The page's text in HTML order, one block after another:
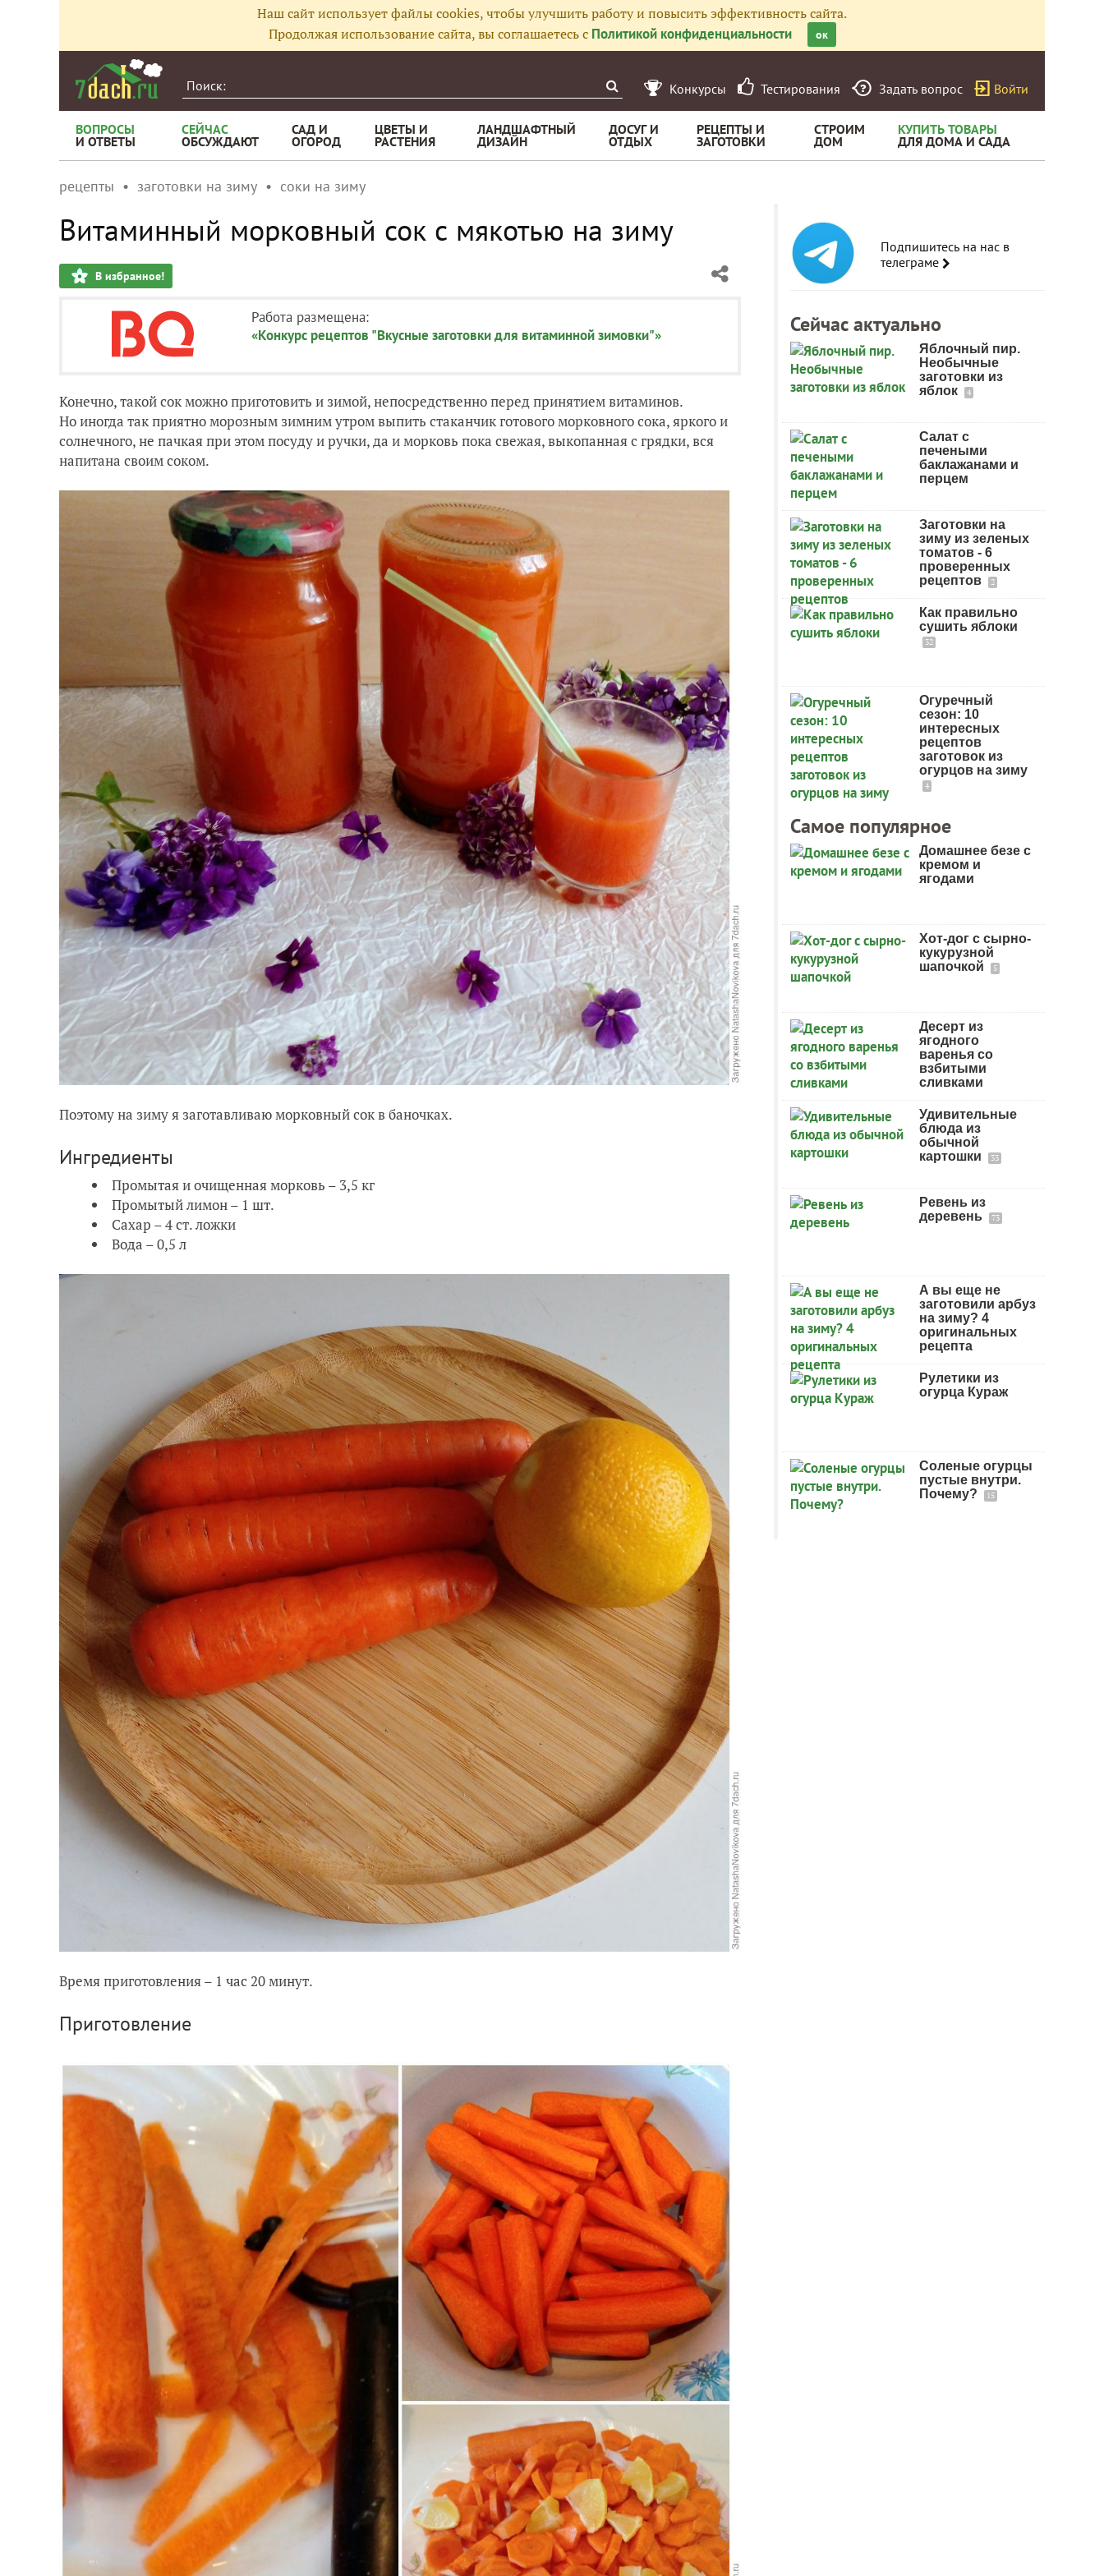
Наш сайт использует файлы cookies, чтобы улучшить работу и повысить эффективность сайта.
Продолжая использование сайта, вы соглашаетесь с Политикой конфиденциальности ок
Конкурсы Тестирования Задать вопрос Войти
ВОПРОСЫ
И ОТВЕТЫ
СЕЙЧАС
ОБСУЖДАЮТ
САД И
ОГОРОД
ЦВЕТЫ И
РАСТЕНИЯ
ЛАНДШАФТНЫЙ
ДИЗАЙН
ДОСУГ И
ОТДЫХ
РЕЦЕПТЫ И
ЗАГОТОВКИ
СТРОИМ
ДОМ
КУПИТЬ ТОВАРЫ
ДЛЯ ДОМА И САДА
рецепты заготовки на зиму соки на зиму
Витаминный морковный сок с мякотью на зиму
В избранное!
Работа размещена:
«Конкурс рецептов "Вкусные заготовки для витаминной зимовки"»
Конечно, такой сок можно приготовить и зимой, непосредственно перед принятием витаминов.
Но иногда так приятно морозным зимним утром выпить стаканчик готового морковного сока, яркого и
солнечного, не пачкая при этом посуду и ручки, да и морковь пока свежая, выкопанная с грядки, вся
напитана своим соком.
Поэтому на зиму я заготавливаю морковный сок в баночках.
Ингредиенты
Промытая и очищенная морковь – 3,5 кг
Промытый лимон – 1 шт.
Сахар – 4 ст. ложки
Вода – 0,5 л
Время приготовления – 1 час 20 минут.
Приготовление
Подпишитесь на нас в
телеграме
Сейчас актуально
Яблочный пир.
Необычные
заготовки из
яблок
4
Салат с
печеными
баклажанами и
перцем
Заготовки на
зиму из зеленых
томатов - 6
проверенных
рецептов
2
Как правильно
сушить яблоки
32
Огуречный
сезон: 10
интересных
рецептов
заготовок из
огурцов на зиму
4
Самое популярное
Домашнее безе с
кремом и
ягодами
Хот-дог с сырно-
кукурузной
шапочкой
5
Десерт из
ягодного
варенья со
взбитыми
сливками
Удивительные
блюда из
обычной
картошки
33
Ревень из
деревень
73
А вы еще не
заготовили арбуз
на зиму? 4
оригинальных
рецепта
Рулетики из
огурца Кураж
Соленые огурцы
пустые внутри.
Почему?
15